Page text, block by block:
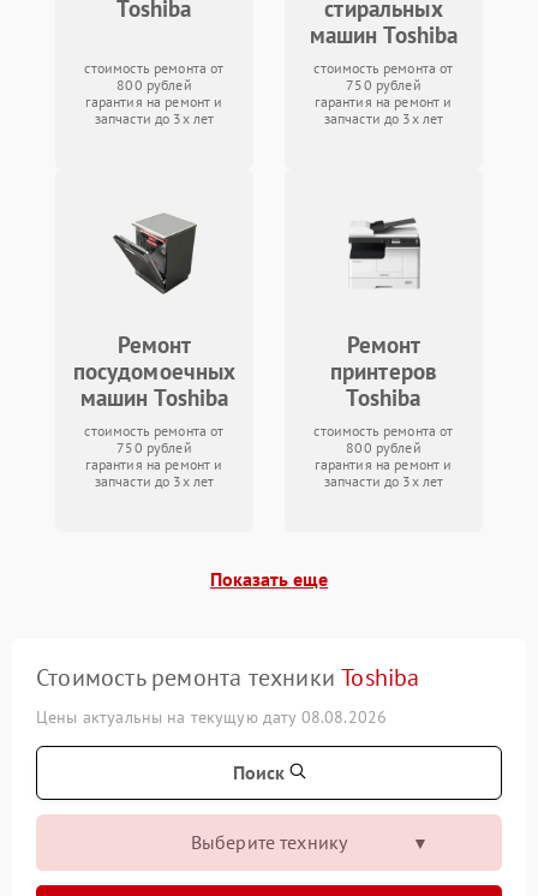
Toshiba
стоимость ремонта от
800 рублей
гарантия на ремонт и
запчасти до 3х лет
стиральных
машин Toshiba
стоимость ремонта от
750 рублей
гарантия на ремонт и
запчасти до 3х лет
Ремонт
посудомоечных
машин Toshiba
стоимость ремонта от
750 рублей
гарантия на ремонт и
запчасти до 3х лет
Ремонт
принтеров
Toshiba
стоимость ремонта от
800 рублей
гарантия на ремонт и
запчасти до 3х лет
Показать еще
Стоимость ремонта техникиToshiba
Цены актуальны на текущую дату 08.08.2026
Поиск
Выберите технику